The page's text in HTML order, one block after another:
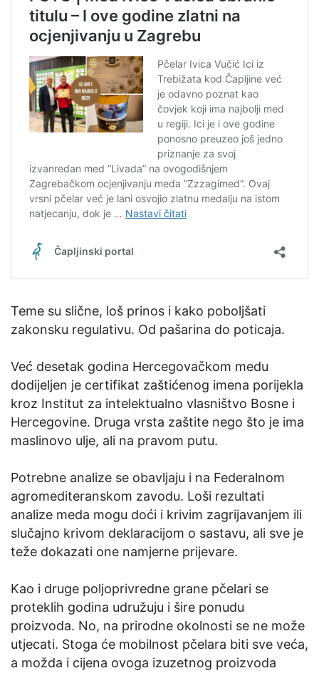
Teme su slične, loš prinos i kako poboljšati
zakonsku regulativu. Od pašarina do poticaja.
Već desetak godina Hercegovačkom medu
dodijeljen je certifikat zaštićenog imena porijekla
kroz Institut za intelektualno vlasništvo Bosne i
Hercegovine. Druga vrsta zaštite nego što je ima
maslinovo ulje, ali na pravom putu.
Potrebne analize se obavljaju i na Federalnom
agromediteranskom zavodu. Loši rezultati
analize meda mogu doći i krivim zagrijavanjem ili
slučajno krivom deklaracijom o sastavu, ali sve je
teže dokazati one namjerne prijevare.
Kao i druge poljoprivredne grane pčelari se
proteklih godina udružuju i šire ponudu
proizvoda. No, na prirodne okolnosti se ne može
utjecati. Stoga će mobilnost pčelara biti sve veća,
a možda i cijena ovoga izuzetnog proizvoda